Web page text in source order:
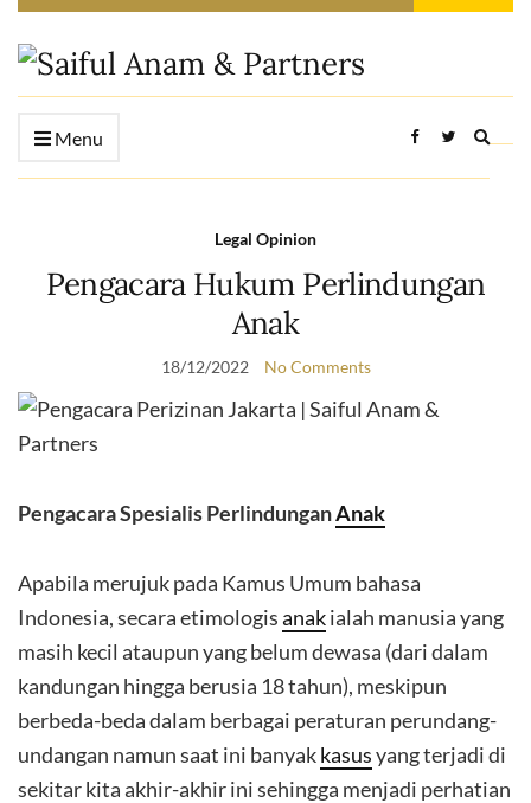
Menu
form
Legal Opinion
Pengacara Hukum Perlindungan
Anak
18/12/2022 No Comments
Pengacara Spesialis PerlindunganAnak
Apabila merujuk pada Kamus Umum bahasa
Indonesia, secara etimologisanakialah manusia yang
masih kecil ataupun yang belum dewasa (dari dalam
kandungan hingga berusia 18 tahun), meskipun
berbeda-beda dalam berbagai peraturan perundang-
undangan namun saat ini banyakkasusyang terjadi di
sekitar kita akhir-akhir ini sehingga menjadi perhatian